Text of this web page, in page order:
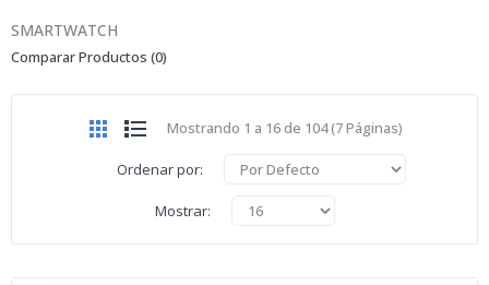
SMARTWATCH
Comparar Productos (0)
Mostrando 1 a 16 de 104 (7 Páginas)
Ordenar por:
Mostrar: